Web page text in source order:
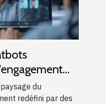
digital ?
du
redéfini par des